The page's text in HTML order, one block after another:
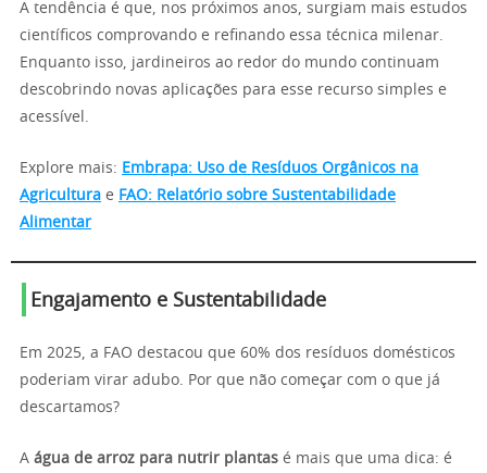
A tendência é que, nos próximos anos, surgiam mais estudos
científicos comprovando e refinando essa técnica milenar.
Enquanto isso, jardineiros ao redor do mundo continuam
descobrindo novas aplicações para esse recurso simples e
acessível.
Explore mais: Embrapa: Uso de Resíduos Orgânicos na
Agricultura e FAO: Relatório sobre Sustentabilidade
Alimentar
Engajamento e Sustentabilidade
Em 2025, a FAO destacou que 60% dos resíduos domésticos
poderiam virar adubo. Por que não começar com o que já
descartamos?
A água de arroz para nutrir plantas é mais que uma dica: é